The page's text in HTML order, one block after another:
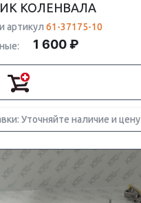
КОЛЕНВАЛА
артикул 61-37175-10
1 600 ₽
Уточняйте наличие и цену